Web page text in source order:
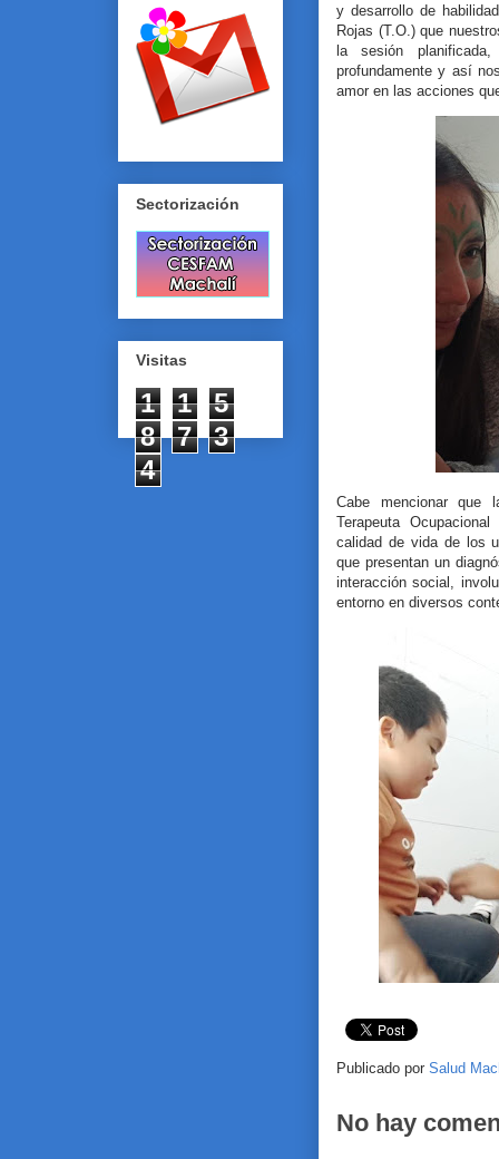
y desarrollo de
Rojas (T.O.) que
la sesión
profundamente y así
amor en las acciones
Cabe mencionar que
Terapeuta
calidad de vida de los
que presentan un
interacción social,
entorno en diversos
Publicado por Salud
No hay
Sectorización
Visitas
1 1
5
8
7
3
4